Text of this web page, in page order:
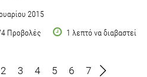
2015
Προβολές
1 λεπτό να διαβαστεί
2 3 4 5 6 7